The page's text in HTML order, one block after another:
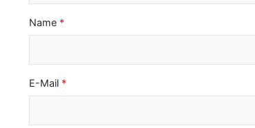
Name *
E-Mail *